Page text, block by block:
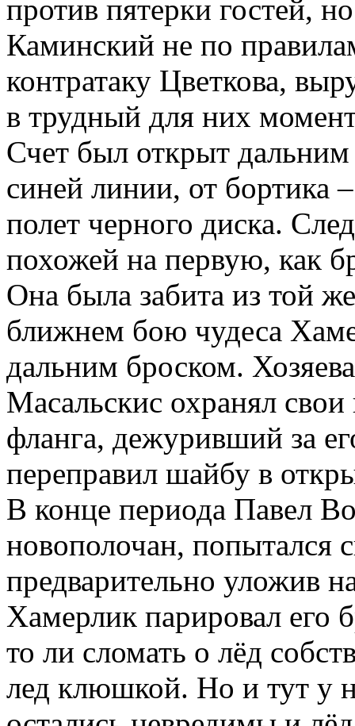
против пятерки гостей,
Каминский не по
контратаку Цветкова,
в трудный для них
Счет был открыт
синей линии, от бортика
полет черного диска.
похожей на первую, как
Она была забита из той
ближнем бою чудеса
дальним броском.
Масальскис охранял свои
фланга, дежуривший за
переправил шайбу в
В конце периода Павел
новополочан, попытался
предварительно уложив
Хамерлик парировал его
то ли сломать о лёд
лед клюшкой. Но и тут у